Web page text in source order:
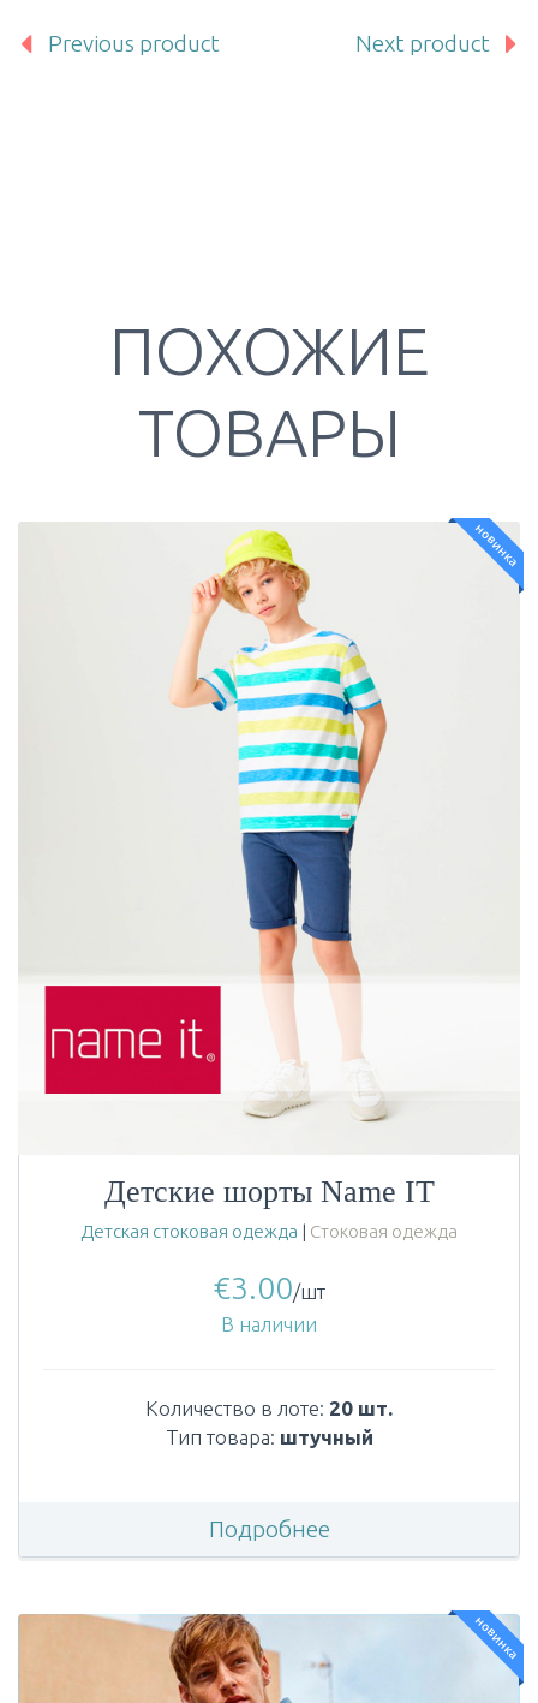
Previous product Next product
ПОХОЖИЕ
ТОВАРЫ
новинка
Детские шорты Name IT
Детская стоковая одежда | Стоковая одежда
€3.00/шт
В наличии
Количество в лоте: 20 шт.
Тип товара: штучный
Подробнее
новинка